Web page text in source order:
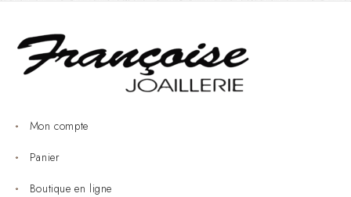
Mon compte
Panier
Boutique en ligne